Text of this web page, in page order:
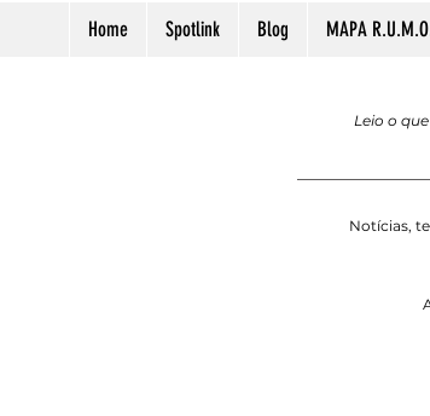
Home Spotlink Blog MAPA
Leio o
Notícias,